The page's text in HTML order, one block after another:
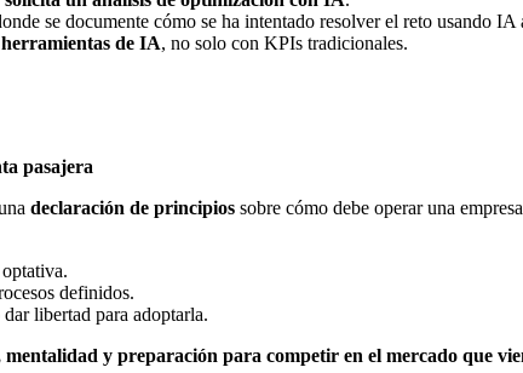
se documente cómo se ha intentado resolver el reto usando IA
herramientas de IA, no solo con KPIs tradicionales.
pasajera
declaración de principios sobre cómo debe operar una
definidos.
libertad para adoptarla.
y preparación para competir en el mercado que